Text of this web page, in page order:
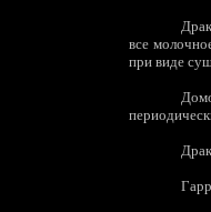
все
при виде